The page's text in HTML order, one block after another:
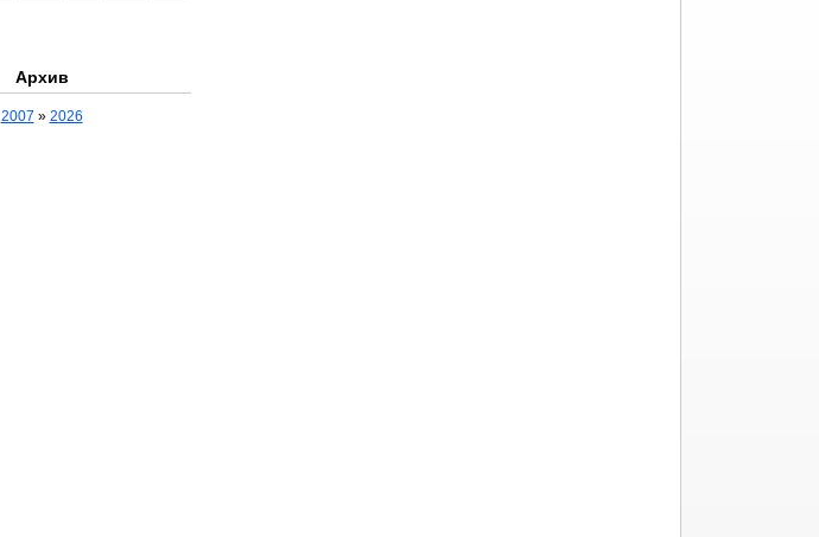
Архив
2007 » 2026